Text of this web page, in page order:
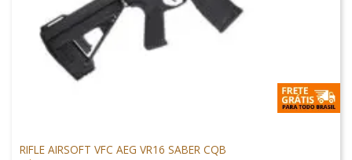
RIFLE AIRSOFT VFC AEG VR16 SABER CQB